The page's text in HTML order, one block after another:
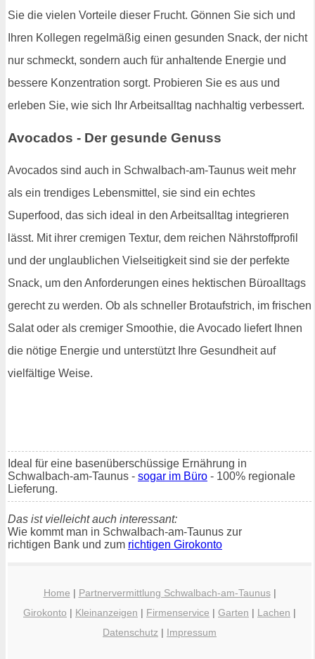
Sie die vielen Vorteile dieser Frucht. Gönnen Sie sich und
Ihren Kollegen regelmäßig einen gesunden Snack, der nicht
nur schmeckt, sondern auch für anhaltende Energie und
bessere Konzentration sorgt. Probieren Sie es aus und
erleben Sie, wie sich Ihr Arbeitsalltag nachhaltig verbessert.
Avocados - Der gesunde Genuss
Avocados sind auch in Schwalbach-am-Taunus weit mehr
als ein trendiges Lebensmittel, sie sind ein echtes
Superfood, das sich ideal in den Arbeitsalltag integrieren
lässt. Mit ihrer cremigen Textur, dem reichen Nährstoffprofil
und der unglaublichen Vielseitigkeit sind sie der perfekte
Snack, um den Anforderungen eines hektischen Büroalltags
gerecht zu werden. Ob als schneller Brotaufstrich, im frischen
Salat oder als cremiger Smoothie, die Avocado liefert Ihnen
die nötige Energie und unterstützt Ihre Gesundheit auf
vielfältige Weise.
Ideal für eine basenüberschüssige Ernährung in
Schwalbach-am-Taunus - sogar im Büro - 100% regionale
Lieferung.
Das ist vielleicht auch interessant:
Wie kommt man in Schwalbach-am-Taunus zur
richtigen Bank und zum richtigen Girokonto
Home | Partnervermittlung Schwalbach-am-Taunus|
Girokonto | Kleinanzeigen | Firmenservice | Garten | Lachen |
Datenschutz | Impressum